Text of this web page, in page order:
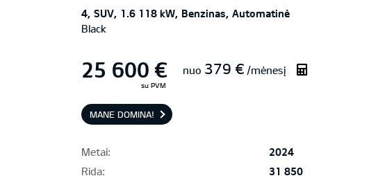
4 SUV 1.6 118 kW Benzinas Automatinė
Black
25 600 €
su PVM
nuo 379 € /mėnesį
MANE DOMINA!
Metai:
2024
Rida:
31 850